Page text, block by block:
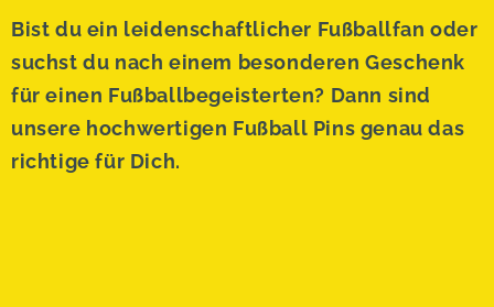
Bist du ein leidenschaftlicher Fußballfan oder
suchst du nach einem besonderen Geschenk
für einen Fußballbegeisterten? Dann sind
unsere hochwertigen Fußball Pins genau das
richtige für Dich.